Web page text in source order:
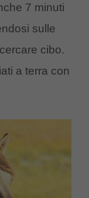
7 minuti
sulle
cibo.
a terra con